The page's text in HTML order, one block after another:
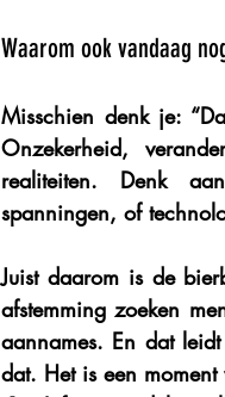
Waarom ook vandaag
Misschien denk je:
Onzekerheid,
realiteiten. Denk
spanningen, of
Juist daarom is de
afstemming zoeken
aannames. En dat
dat. Het is een